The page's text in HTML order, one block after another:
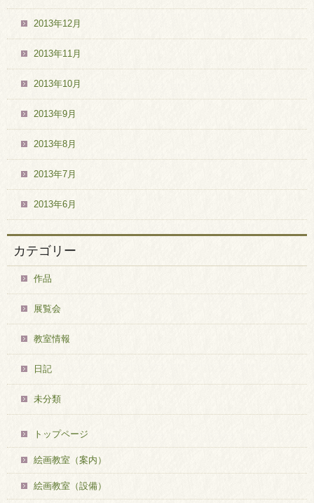
2013年12月
2013年11月
2013年10月
2013年9月
2013年8月
2013年7月
2013年6月
カテゴリー
作品
展覧会
教室情報
日記
未分類
トップページ
絵画教室（案内）
絵画教室（設備）